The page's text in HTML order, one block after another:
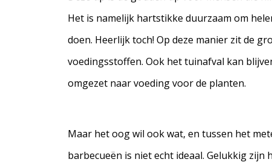
Het is namelijk hartstikke duurzaam om
doen. Heerlijk toch! Op deze manier zit de
voedingsstoffen. Ook het tuinafval kan
omgezet naar voeding voor de planten.
Maar het oog wil ook wat, en tussen het
barbecueën is niet echt ideaal. Gelukkig zijn